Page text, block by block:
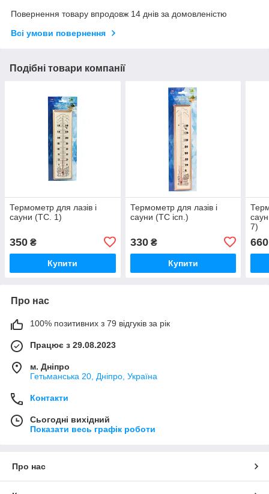
Повернення товару впродовж 14 днів за домовленістю
Всі умови повернення
Подібні товари компанії
Термометр для лазів і
сауни (ТС. 1)
350 ₴
Купити
Термометр для лазів і
сауни (ТС ісп.)
330₴
Купити
7)
660
Про нас
100% позитивних з 79 відгуків за рік
Працює з 29.08.2023
м. Дніпро
Гетьманська 20, Дніпро, Україна
Контакти
Сьогодні вихідний
Показати весь графік роботи
Про нас